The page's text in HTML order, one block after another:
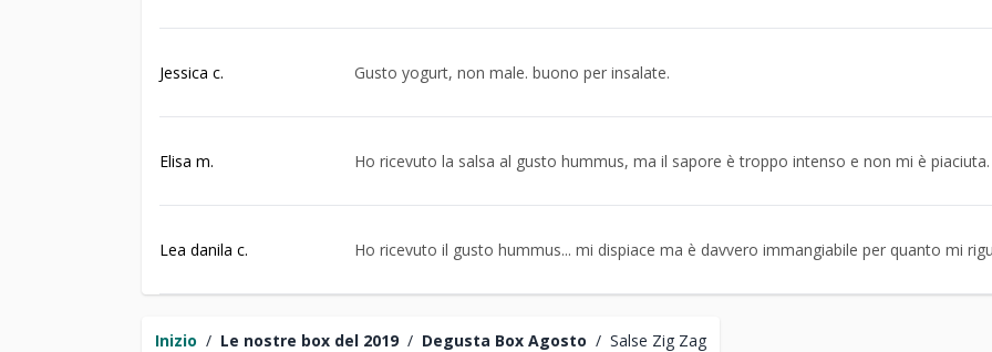
Inizio / Le nostre box del 2019 / Degusta Box Agosto / Salse Zig Zag
Jessica c. Gusto yogurt, non male. buono per insalate.
Elisa m. Ho ricevuto la salsa al gusto hummus, ma il sapore è troppo intenso e non mi è piaciuta.
Lea danila c. Ho ricevuto il gusto hummus... mi dispiace ma è davvero immangiabile per quanto mi